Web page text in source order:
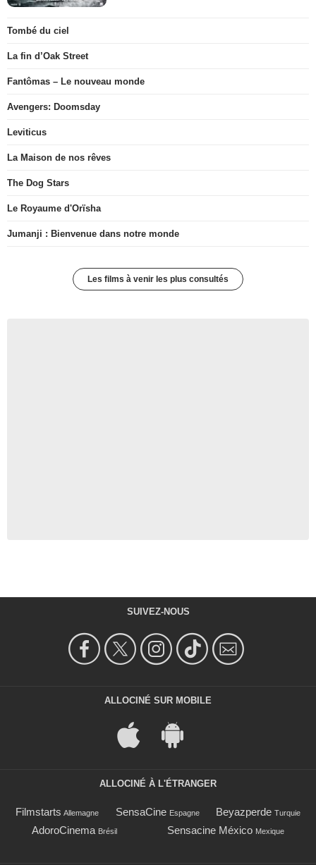
Tombé du ciel
La fin d’Oak Street
Fantômas – Le nouveau monde
Avengers: Doomsday
Leviticus
La Maison de nos rêves
The Dog Stars
Le Royaume d'Orïsha
Jumanji : Bienvenue dans notre monde
Les films à venir les plus consultés
SUIVEZ-NOUS
ALLOCINÉ SUR MOBILE
ALLOCINÉ À L'ÉTRANGER
Filmstarts Allemagne SensaCine Espagne Beyazperde Turquie
AdoroCinema Brésil Sensacine México Mexique